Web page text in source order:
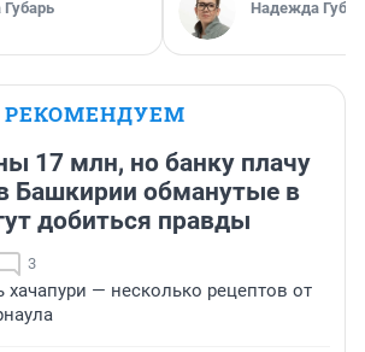
Надежда
РЕКОМЕНДУЕМ
17 млн, но банку плачу
Башкирии обманутые в
добиться правды
3
хачапури — несколько рецептов от